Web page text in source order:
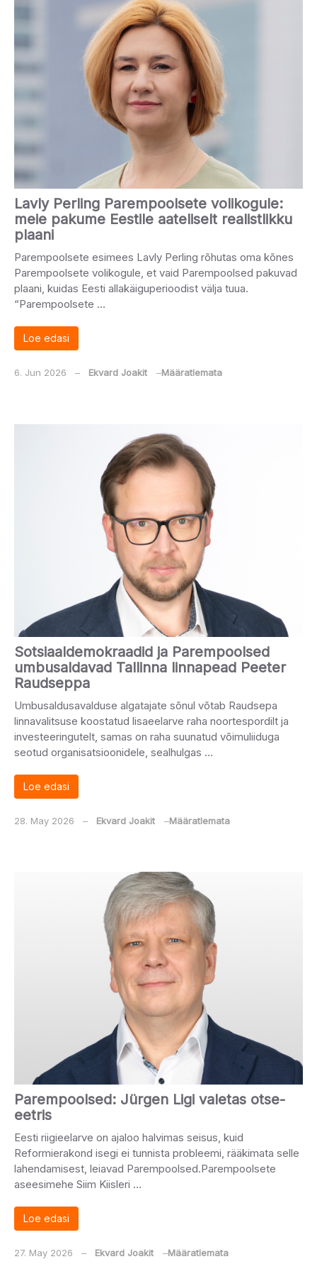
Lavly Perling Parempoolsete volikogule:
meie pakume Eestile aateliselt realistlikku
plaani
Parempoolsete esimees Lavly Perling rõhutas oma kõnes
Parempoolsete volikogule, et vaid Parempoolsed pakuvad
plaani, kuidas Eesti allakäiguperioodist välja tuua.
“Parempoolsete …
Loe edasi
6. Jun 2026 ‒ Ekvard Joakit ‒Määratlemata
Sotsiaaldemokraadid ja Parempoolsed
umbusaldavad Tallinna linnapead Peeter
Raudseppa
Umbusaldusavalduse algatajate sõnul võtab Raudsepa
linnavalitsuse koostatud lisaeelarve raha noortespordilt ja
investeeringutelt, samas on raha suunatud võimuliiduga
seotud organisatsioonidele, sealhulgas …
Loe edasi
28. May 2026 ‒ Ekvard Joakit ‒Määratlemata
Parempoolsed: Jürgen Ligi valetas otse-
eetris
Eesti riigieelarve on ajaloo halvimas seisus, kuid
Reformierakond isegi ei tunnista probleemi, rääkimata selle
lahendamisest, leiavad Parempoolsed.Parempoolsete
aseesimehe Siim Kiisleri …
Loe edasi
27. May 2026 ‒ Ekvard Joakit ‒Määratlemata